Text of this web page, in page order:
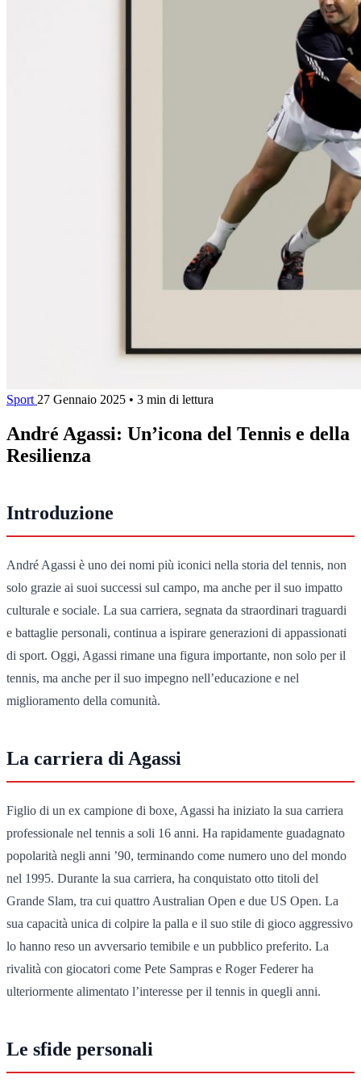
Sport 27 Gennaio 2025 • 3 min di lettura
André Agassi: Un’icona del Tennis e della
Resilienza
Introduzione
André Agassi è uno dei nomi più iconici nella storia del tennis, non
solo grazie ai suoi successi sul campo, ma anche per il suo impatto
culturale e sociale. La sua carriera, segnata da straordinari traguardi
e battaglie personali, continua a ispirare generazioni di appassionati
di sport. Oggi, Agassi rimane una figura importante, non solo per il
tennis, ma anche per il suo impegno nell’educazione e nel
miglioramento della comunità.
La carriera di Agassi
Figlio di un ex campione di boxe, Agassi ha iniziato la sua carriera
professionale nel tennis a soli 16 anni. Ha rapidamente guadagnato
popolarità negli anni ’90, terminando come numero uno del mondo
nel 1995. Durante la sua carriera, ha conquistato otto titoli del
Grande Slam, tra cui quattro Australian Open e due US Open. La
sua capacità unica di colpire la palla e il suo stile di gioco aggressivo
lo hanno reso un avversario temibile e un pubblico preferito. La
rivalità con giocatori come Pete Sampras e Roger Federer ha
ulteriormente alimentato l’interesse per il tennis in quegli anni.
Le sfide personali